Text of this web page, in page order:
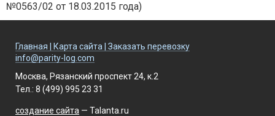
№0563/02 от 18.03.2015 года)
Главная Карта сайта
Заказать перевозку
info@parity-log.com
Москва, Рязанский проспект 24, к.2
Тел.: 8 (499) 995 23 31
создание сайта — Talanta.ru